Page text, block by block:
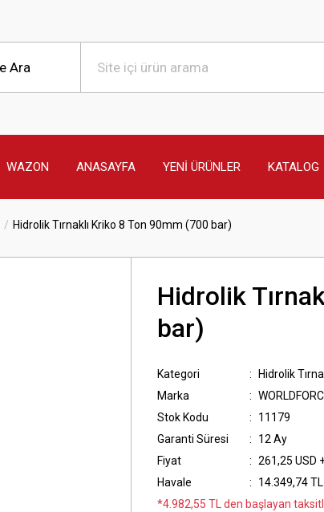
WAZON ANASAYFA YENİ ÜRÜNLER KATALOG
Hidrolik Tırnaklı Kriko 8 Ton 90mm (700 bar)
Hidrolik
bar)
Kategori
Hidrolik
Marka
Stok Kodu
11179
Garanti Süresi
12 Ay
Fiyat
261,25 USD
Havale
14.349,74
*4.982,55 TL den başlayan